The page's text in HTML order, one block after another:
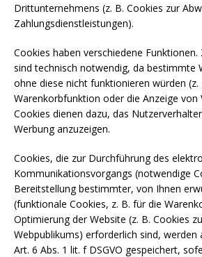
Drittunternehmens (z. B. Cookies zur
Zahlungsdienstleistungen).
Cookies haben verschiedene Funktionen.
sind technisch notwendig, da bestimmte
ohne diese nicht funktionieren würden (z.
Warenkorbfunktion oder die Anzeige von
Cookies dienen dazu, das
Werbung anzuzeigen.
Cookies, die zur Durchführung des
Kommunikationsvorgangs (notwendige
Bereitstellung bestimmter, von Ihnen
(funktionale Cookies, z. B. für die
Optimierung der Website (z. B. Cookies
Webpublikums) erforderlich sind, werden
Art. 6 Abs. 1 lit. f DSGVO gespeichert,